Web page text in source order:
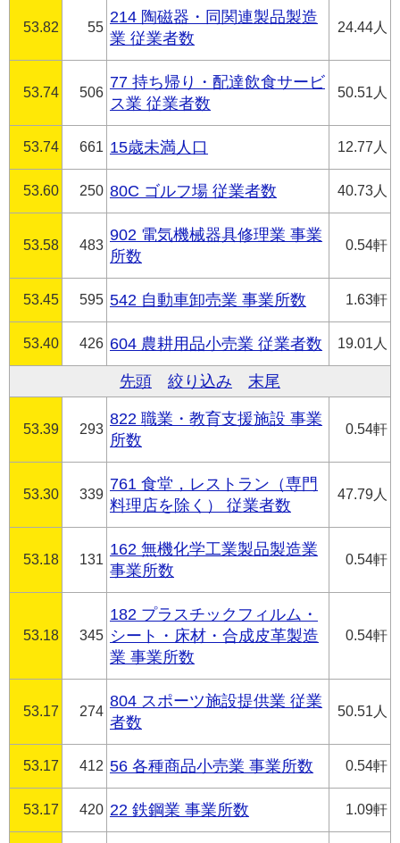
53.82 55
214 陶磁器・同関連製品製造
業 従業者数
24.44人
53.74 506
77 持ち帰り・配達飲食サービ
ス業 従業者数
50.51人
53.74 661 15歳未満人口 12.77人
53.60 250 80C ゴルフ場 従業者数 40.73人
53.58 483
902 電気機械器具修理業 事業
所数
0.54軒
53.45 595 542 自動車卸売業 事業所数 1.63軒
53.40 426 604 農耕用品小売業 従業者数 19.01人
先頭 絞り込み 末尾
53.39 293
822 職業・教育支援施設 事業
所数
0.54軒
53.30 339
761 食堂，レストラン（専門
料理店を除く） 従業者数
47.79人
53.18 131
162 無機化学工業製品製造業
事業所数
0.54軒
53.18 345
182 プラスチックフィルム・
シート・床材・合成皮革製造
業 事業所数
0.54軒
53.17 274
804 スポーツ施設提供業 従業
者数
50.51人
53.17 412 56 各種商品小売業 事業所数 0.54軒
53.17 420 22 鉄鋼業 事業所数 1.09軒